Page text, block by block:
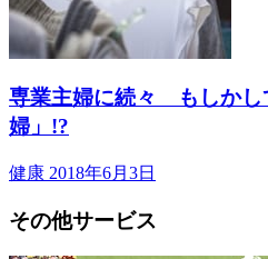
専業主婦に続々 もしかし
婦」!?
健康 2018年6月3日
その他サービス